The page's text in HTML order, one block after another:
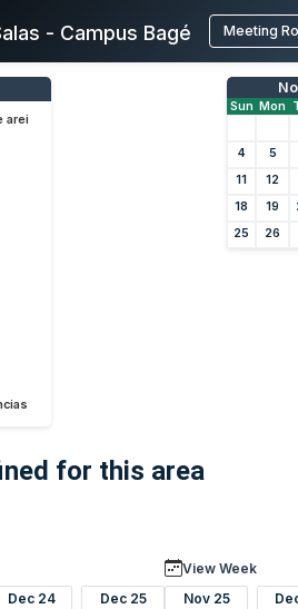
- Campus Bagé Meeting
arei
Sun Mon
4
5
11
12
18
19
25
26
for this area
Dec 24 Dec 25
View Week
Nov 25